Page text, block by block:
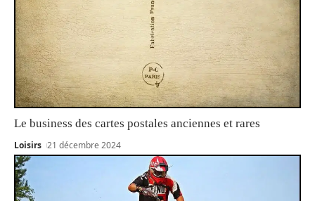
Le business des cartes postales anciennes et rares
Loisirs 21 décembre 2024